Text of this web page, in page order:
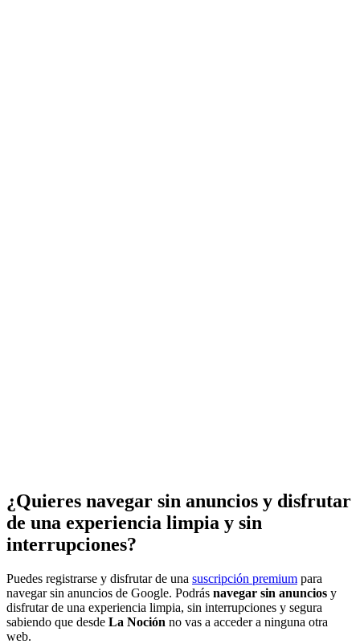
¿Quieres navegar sin anuncios y disfrutar
de una experiencia limpia y sin
interrupciones?
Puedes registrarse y disfrutar de una suscripción premium para
navegar sin anuncios de Google. Podrás navegar sin anuncios y
disfrutar de una experiencia limpia, sin interrupciones y segura
sabiendo que desde La Noción no vas a acceder a ninguna otra
web.